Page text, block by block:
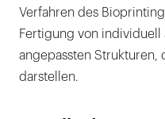
Verfahren des
Fertigung von
angepassten Strukturen,
darstellen.